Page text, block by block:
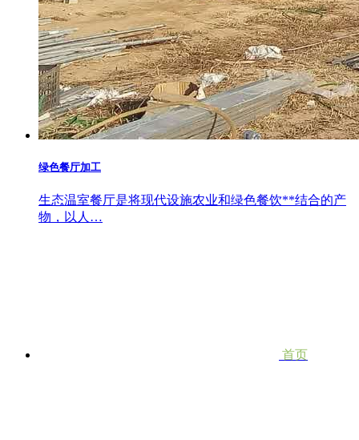
绿色餐厅加工
生态温室餐厅是将现代设施农业和绿色餐饮**结合的产
物，以人…
首页